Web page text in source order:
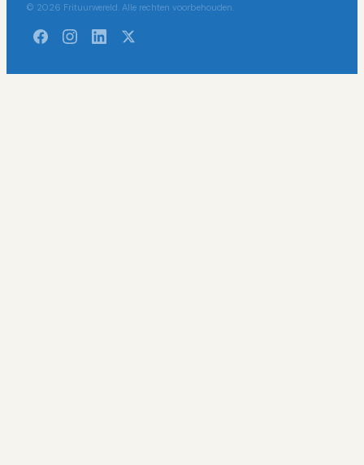
© 2026 Frituurwereld. Alle rechten voorbehouden.